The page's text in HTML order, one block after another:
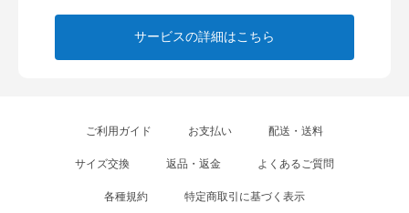
サービスの詳細はこちら
ご利用ガイド お支払い 配送・送料
サイズ交換 返品・返金 よくあるご質問
各種規約 特定商取引に基づく表示